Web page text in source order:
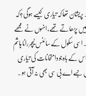
تھا کہ تیاری کیسے ہوگی ؟کہ
میں پڑھاتے تھے، انہوں نے مجھے
سکول کے سائنس ٹیچر رانا ہاشم
باوجو دامتحانات کی تیاری
اے بی سی بھی نہ آتی ہو ۔